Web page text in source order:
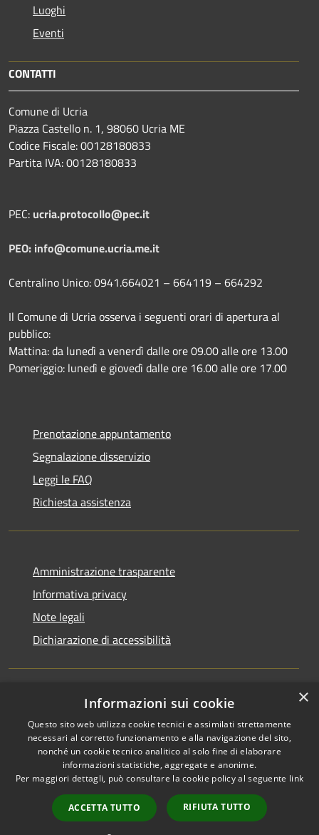
Luoghi
Eventi
CONTATTI
Comune di Ucria
Piazza Castello n. 1, 98060 Ucria ME
Codice Fiscale: 00128180833
Partita IVA: 00128180833
PEC: ucria.protocollo@pec.it
PEO: info@comune.ucria.me.it
Centralino Unico: 0941.664021 – 664119 – 664292
Il Comune di Ucria osserva i seguenti orari di apertura al
pubblico:
Mattina: da lunedì a venerdì dalle ore 09.00 alle ore 13.00
Pomeriggio: lunedì e giovedì dalle ore 16.00 alle ore 17.00
Prenotazione appuntamento
Segnalazione disservizio
Leggi le FAQ
Richiesta assistenza
Amministrazione trasparente
Informativa privacy
Note legali
Dichiarazione di accessibilità
Accessibilità
Privacy
Mappa del sito
Area riservata
Lettura webmail
Copyright © 2026 • Comune di
Ucria • Powered by
Municipium• Accesso
redazione
×
Informazioni sui cookie
Questo sito web utilizza cookie tecnici e assimilati strettamente
necessari al corretto funzionamento e alla navigazione del sito,
nonché un cookie tecnico analitico al solo fine di elaborare
informazioni statistiche, aggregate e anonime.
Per maggiori dettagli, può consultare la cookie policy al seguente link
ACCETTA TUTTO RIFIUTA TUTTO